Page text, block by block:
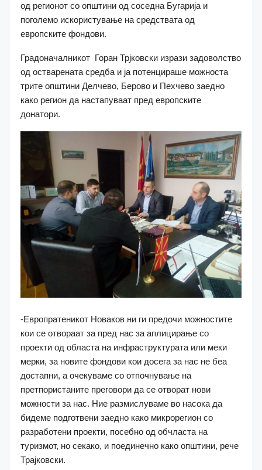
од регионот со општини од соседна Бугарија и
поголемо искористување на средствата од
европските фондови.
Градоначалникот Горан Трјковски изрази задоволство
од остварената средба и ја потенцираше можноста
трите општини Делчево, Берово и Пехчево заедно
како регион да настапуваат пред европските
донатори.
-Европратеникот Новаков ни ги предочи можностите
кои се отвораат за пред нас за аплицирање со
проекти од областа на инфраструктурата или меки
мерки, за новите фондови кои досега за нас не беа
достапни, а очекуваме со отпочнување на
претпористаните преговори да се отворат нови
можности за нас. Ние размислуваме во насока да
бидеме подготвени заедно како микрорегион со
разработени проекти, посебно од обчласта на
туризмот, но секако, и поединечно како општини, рече
Трајковски.